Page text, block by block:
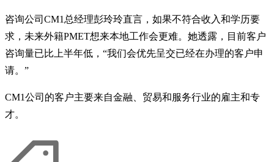
咨询公司CM1总经理彭玲玲直言，如果不符合收入和学历要
求，未来外籍PMET想来本地工作会更难。她透露，目前客户
咨询量已比上半年低，“我们会优先呈交已经在办理的客户申
请。”
CM1公司的客户主要来自金融、贸易和服务行业的雇主和专
才。